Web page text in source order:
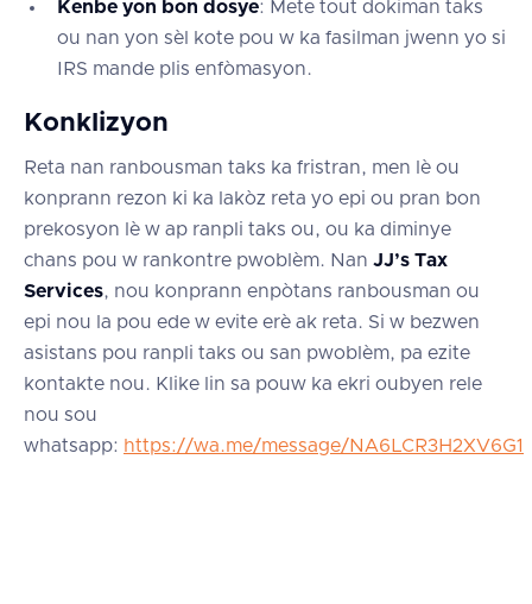
Kenbe yon bon dosye: Mete tout dokiman taks
ou nan yon sèl kote pou w ka fasilman jwenn yo si
IRS mande plis enfòmasyon.
Konklizyon
Reta nan ranbousman taks ka fristran, men lè ou
konprann rezon ki ka lakòz reta yo epi ou pran bon
prekosyon lè w ap ranpli taks ou, ou ka diminye
chans pou w rankontre pwoblèm. Nan JJ’s Tax
Services, nou konprann enpòtans ranbousman ou
epi nou la pou ede w evite erè ak reta. Si w bezwen
asistans pou ranpli taks ou san pwoblèm, pa ezite
kontakte nou. Klike lin sa pouw ka ekri oubyen rele
nou sou
whatsapp: https://wa.me/message/NA6LCR3H2XV6G1